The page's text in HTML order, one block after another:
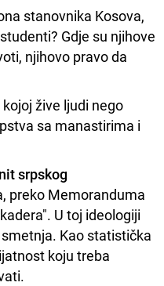
stanovnika Kosova,
Gdje su njihove
njihovo pravo da
žive ljudi nego
sa manastirima i
srpskog
preko Memoranduma
U toj ideologiji
Kao statistička
koju treba